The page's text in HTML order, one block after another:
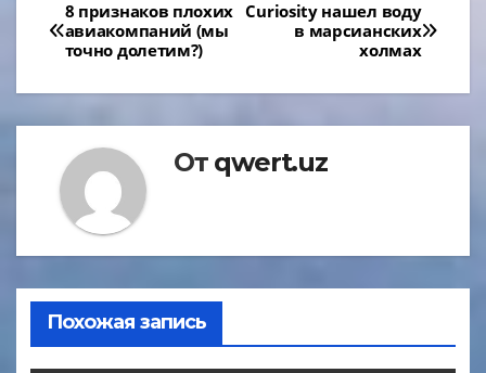
Навигация
по
Curiosity нашел воду
в марсианских
холмах
8 признаков плохих
авиакомпаний (мы
точно долетим?)
От qwert.uz
Похожая запись